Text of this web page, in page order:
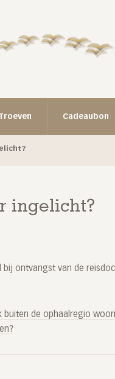
Cadeaubon
ingelicht?
ontvangst van de
buiten de ophaalregio